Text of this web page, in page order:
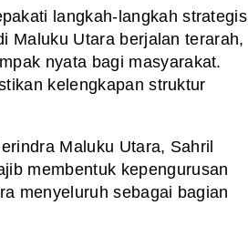
langkah-langkah strategis
Maluku Utara berjalan terarah,
nyata bagi masyarakat.
kelengkapan struktur
Maluku Utara, Sahril
membentuk kepengurusan
menyeluruh sebagai bagian